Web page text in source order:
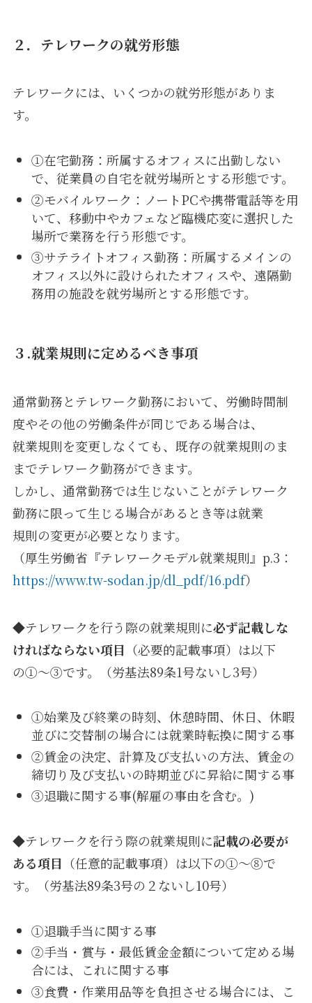
２．テレワークの就労形態
テレワークには、いくつかの就労形態がありま
す。
①在宅勤務：所属するオフィスに出勤しない
で、従業員の自宅を就労場所とする形態です。
②モバイルワーク：ノートPCや携帯電話等を用
いて、移動中やカフェなど臨機応変に選択した
場所で業務を行う形態です。
③サテライトオフィス勤務：所属するメインの
オフィス以外に設けられたオフィスや、遠隔勤
務用の施設を就労場所とする形態です。
３.就業規則に定めるべき事項
通常勤務とテレワーク勤務において、労働時間制
度やその他の労働条件が同じである場合は、
就業規則を変更しなくても、既存の就業規則のま
までテレワーク勤務ができます。
しかし、通常勤務では生じないことがテレワーク
勤務に限って生じる場合があるとき等は就業
規則の変更が必要となります。
（厚生労働省『テレワークモデル就業規則』p.3：
https://www.tw-sodan.jp/dl_pdf/16.pdf）
◆テレワークを行う際の就業規則に必ず記載しな
ければならない項目 （必要的記載事項）は以下
の①～③です。（労基法89条1号ないし3号）
①始業及び終業の時刻、休憩時間、休日、休暇
並びに交替制の場合には就業時転換に関する事
②賃金の決定、計算及び支払いの方法、賃金の
締切り及び支払いの時期並びに昇給に関する事
③退職に関する事(解雇の事由を含む。)
◆テレワークを行う際の就業規則に記載の必要が
ある項目 （任意的記載事項）は以下の①～⑧で
す。（労基法89条3号の２ないし10号）
①退職手当に関する事
②手当・賞与・最低賃金金額について定める場
合には、これに関する事
③食費・作業用品等を負担させる場合には、こ